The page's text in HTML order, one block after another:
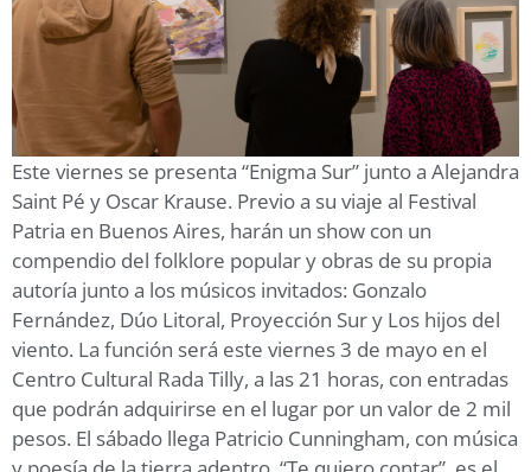
Este viernes se presenta “Enigma Sur” junto a Alejandra
Saint Pé y Oscar Krause. Previo a su viaje al Festival
Patria en Buenos Aires, harán un show con un
compendio del folklore popular y obras de su propia
autoría junto a los músicos invitados: Gonzalo
Fernández, Dúo Litoral, Proyección Sur y Los hijos del
viento. La función será este viernes 3 de mayo en el
Centro Cultural Rada Tilly, a las 21 horas, con entradas
que podrán adquirirse en el lugar por un valor de 2 mil
pesos. El sábado llega Patricio Cunningham, con música